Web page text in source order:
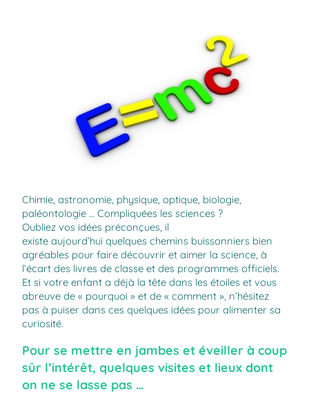
Chimie, astronomie, physique, optique, biologie,
paléontologie … Compliquées les sciences ?
Oubliez vos idées préconçues, il
existe aujourd’hui quelques chemins buissonniers bien
agréables pour faire découvrir et aimer la science, à
l’écart des livres de classe et des programmes officiels.
Et si votre enfant a déjà la tête dans les étoiles et vous
abreuve de « pourquoi » et de « comment », n’hésitez
pas à puiser dans ces quelques idées pour alimenter sa
curiosité.
Pour se mettre en jambes et éveiller à coup
sûr l’intérêt, quelques visites et lieux dont
on ne se lasse pas …